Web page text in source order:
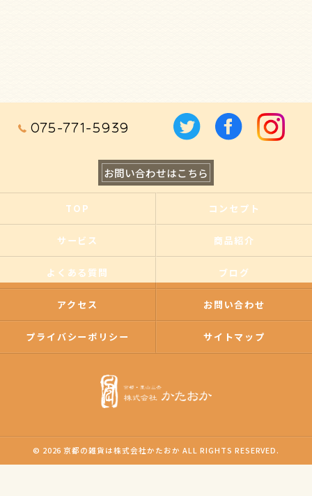
075-771-5939
お問い合わせはこちら
TOP コンセプト
サービス 商品紹介
よくある質問 ブログ
アクセス お問い合わせ
プライバシーポリシー サイトマップ
© 2026 京都の雑貨は株式会社かたおか ALL RIGHTS RESERVED.